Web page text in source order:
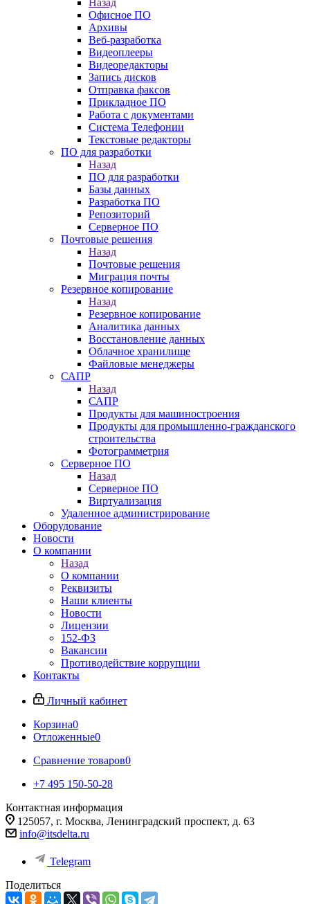
Назад
Офисное ПО
Архивы
Веб-разработка
Видеоплееры
Видеоредакторы
Запись дисков
Отправка факсов
Прикладное ПО
Работа с документами
Система Телефонии
Текстовые редакторы
ПО для разработки
Назад
ПО для разработки
Базы данных
Разработка ПО
Репозиторий
Серверное ПО
Почтовые решения
Назад
Почтовые решения
Миграция почты
Резервное копирование
Назад
Резервное копирование
Аналитика данных
Восстановление данных
Облачное хранилище
Файловые менеджеры
САПР
Назад
САПР
Продукты для машиностроения
Продукты для промышленно-гражданского
строительства
Фотограмметрия
Серверное ПО
Назад
Серверное ПО
Виртуализация
Удаленное администрирование
Оборудование
Новости
О компании
Назад
О компании
Реквизиты
Наши клиенты
Новости
Лицензии
152-ФЗ
Вакансии
Противодействие коррупции
Контакты
Личный кабинет
Корзина0
Отложенные0
Сравнение товаров0
+7 495 150-50-28
Контактная информация
125057, г. Москва, Ленинградский проспект, д. 63
info@itsdelta.ru
Telegram
Поделиться